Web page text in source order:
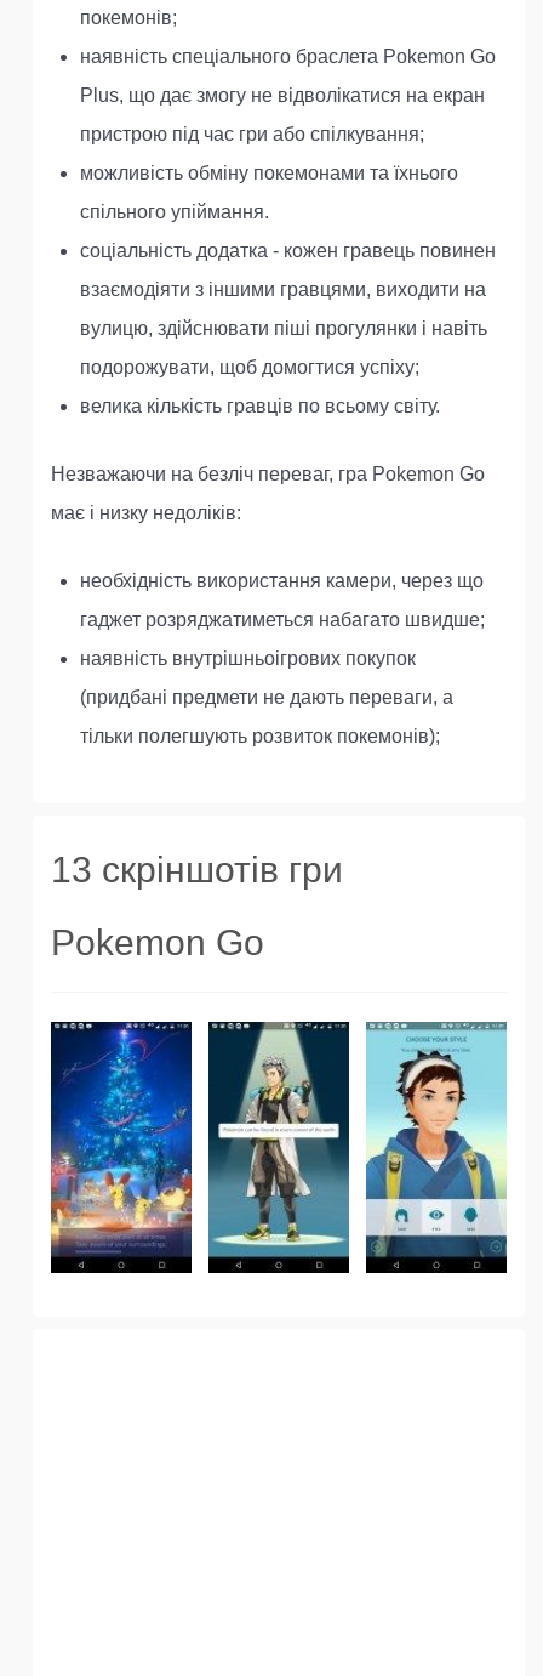
покемонів;
наявність спеціального браслета Pokemon Go
Plus, що дає змогу не відволікатися на екран
пристрою під час гри або спілкування;
можливість обміну покемонами та їхнього
спільного упіймання.
соціальність додатка - кожен гравець повинен
взаємодіяти з іншими гравцями, виходити на
вулицю, здійснювати піші прогулянки і навіть
подорожувати, щоб домогтися успіху;
велика кількість гравців по всьому світу.
Незважаючи на безліч переваг, гра Pokemon Go
має і низку недоліків:
необхідність використання камери, через що
гаджет розряджатиметься набагато швидше;
наявність внутрішньоігрових покупок
(придбані предмети не дають переваги, а
тільки полегшують розвиток покемонів);
13 скріншотів гри
Pokemon Go